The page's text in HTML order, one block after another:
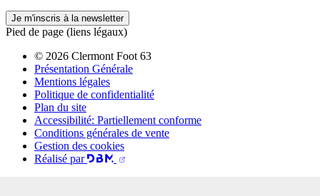
Je m'inscris à la newsletter
Pied de page (liens légaux)
© 2026 Clermont Foot 63
Présentation Générale
Mentions légales
Politique de confidentialité
Plan du site
Accessibilité: Partiellement conforme
Conditions générales de vente
Gestion des cookies
Réalisé par